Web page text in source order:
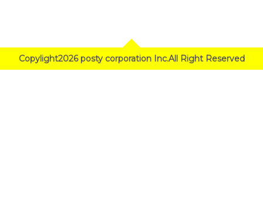
Copylight2026 posty corporation Inc.All Right Reserved